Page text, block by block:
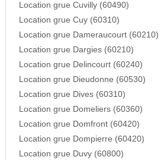
Location grue Cuvilly (60490)
Location grue Cuy (60310)
Location grue Dameraucourt (60210)
Location grue Dargies (60210)
Location grue Delincourt (60240)
Location grue Dieudonne (60530)
Location grue Dives (60310)
Location grue Domeliers (60360)
Location grue Domfront (60420)
Location grue Dompierre (60420)
Location grue Duvy (60800)